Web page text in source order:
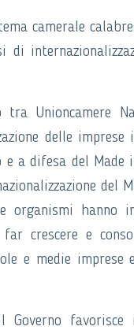
camerale
di
Unioncamere
delle
a difesa del Made
del
organismi hanno
crescere e
e medie
Governo